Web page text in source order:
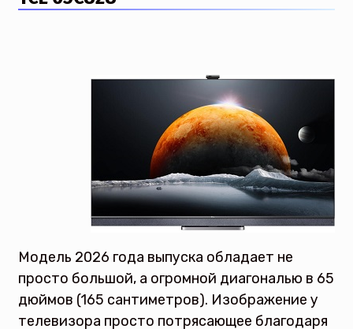
Модель 2026 года выпуска обладает не
просто большой, а огромной диагональю в 65
дюймов (165 сантиметров). Изображение у
телевизора просто потрясающее благодаря